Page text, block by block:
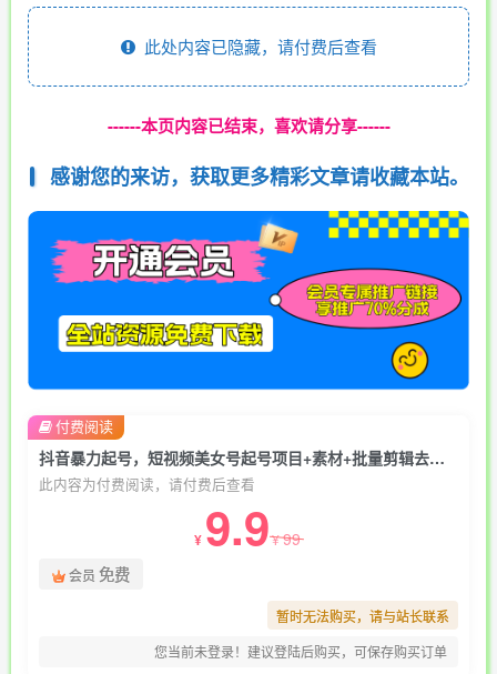
此处内容已隐藏，请付费后查看
------本页内容已结束，喜欢请分享------
感谢您的来访，获取更多精彩文章请收藏本站。
抖音暴力起号，短视频美女号起号项目+素材+批量剪辑去重软件
此内容为付费阅读，请付费后查看
¥ 9.9¥99
会员 免费
暂时无法购买，请与站长联系
您当前未登录！建议登陆后购买，可保存购买订单
付费阅读